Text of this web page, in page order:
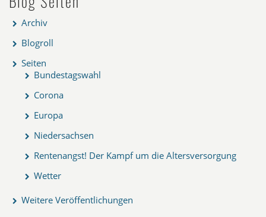
Archiv
Blogroll
Seiten
Bundestagswahl
Corona
Europa
Niedersachsen
Rentenangst! Der Kampf um die Altersversorgung
Wetter
Weitere Veröffentlichungen